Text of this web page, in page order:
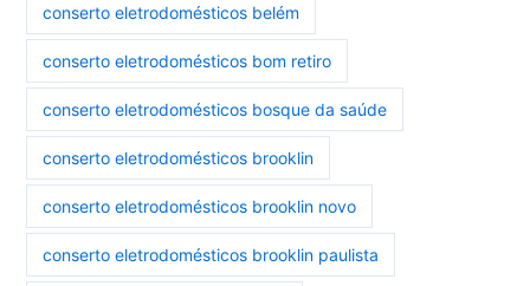
conserto eletrodomésticos belém
conserto eletrodomésticos bom retiro
conserto eletrodomésticos bosque da saúde
conserto eletrodomésticos brooklin
conserto eletrodomésticos brooklin novo
conserto eletrodomésticos brooklin paulista